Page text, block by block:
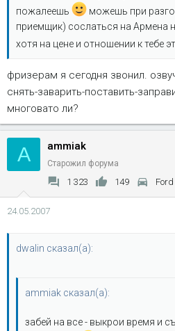
пожалеешь
можешь при
приемщик) сослаться на Армена
хотя на цене и отношении к тебе
фризерам я сегодня звонил.
снять-заварить-поставить-
многовато ли?
A ammiak
Старожил форума
1 323 149
24.05.2007
dwalin сказал(а):
ammiak сказал(а):
забей на все - выкрои время и